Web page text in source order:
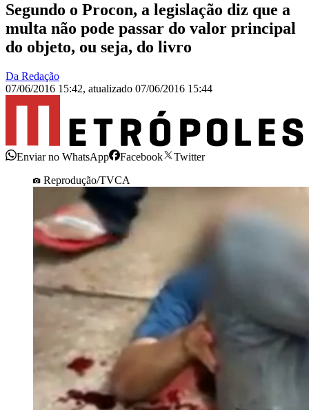
Segundo o Procon, a legislação diz que a
multa não pode passar do valor principal
do objeto, ou seja, do livro
Da Redação
07/06/2016 15:42, atualizado 07/06/2016 15:44
Enviar no WhatsApp Facebook
Twitter
Reprodução/TVCA